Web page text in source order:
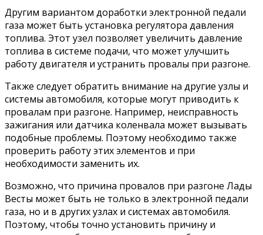
Другим вариантом доработки электронной педали
газа может быть установка регулятора давления
топлива. Этот узел позволяет увеличить давление
топлива в системе подачи, что может улучшить
работу двигателя и устранить провалы при разгоне.
Также следует обратить внимание на другие узлы и
системы автомобиля, которые могут приводить к
провалам при разгоне. Например, неисправность
зажигания или датчика коленвала может вызывать
подобные проблемы. Поэтому необходимо также
проверить работу этих элементов и при
необходимости заменить их.
Возможно, что причина провалов при разгоне Лады
Весты может быть не только в электронной педали
газа, но и в других узлах и системах автомобиля.
Поэтому, чтобы точно установить причину и